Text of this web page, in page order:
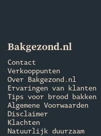
Bakgezond.nl
Contact
Verkooppunten
Over Bakgezond.nl
Ervaringen van klanten
Tips voor brood bakken
Algemene Voorwaarden
Disclaimer
Klachten
Natuurlijk duurzaam